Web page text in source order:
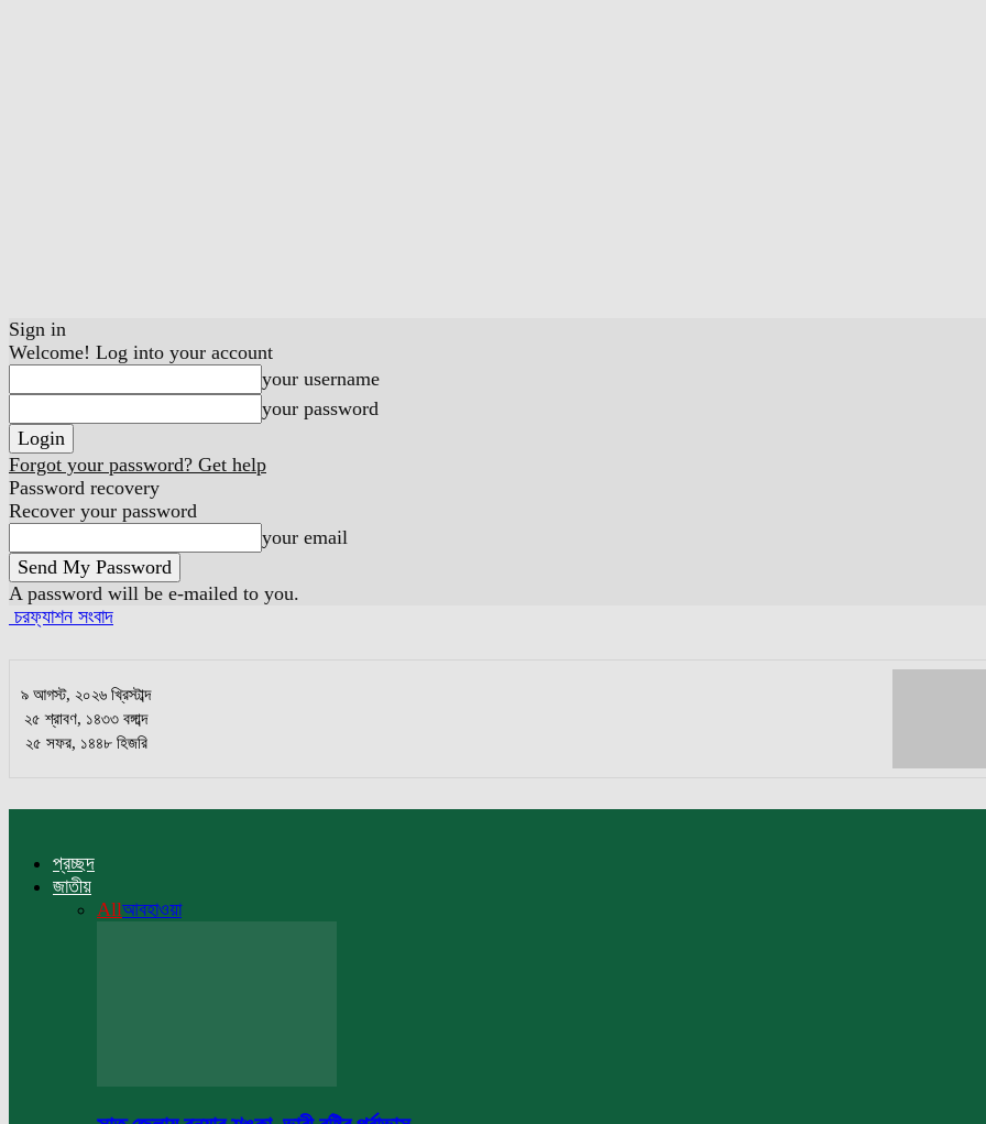
Sign in
Welcome! Log into your account
your username
your password
Forgot your password? Get help
Password recovery
Recover your password
your email
A password will be e-mailed to you.
চরফ্যাশন সংবাদ
৯ আগস্ট, ২০২৬ খ্রিস্টাব্দ
২৫ শ্রাবণ, ১৪৩৩ বঙ্গাব্দ
২৫ সফর, ১৪৪৮ হিজরি
প্রচ্ছদ
জাতীয়
Allআবহাওয়া